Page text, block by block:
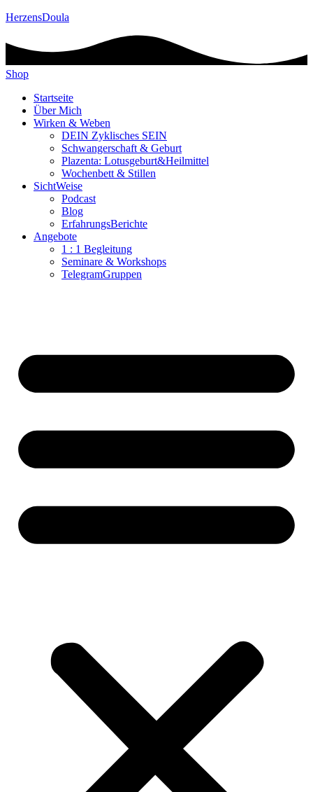
HerzensDoula
Shop
Startseite
Über Mich
Wirken & Weben
DEIN Zyklisches SEIN
Schwangerschaft & Geburt
Plazenta: Lotusgeburt&Heilmittel
Wochenbett & Stillen
SichtWeise
Podcast
Blog
ErfahrungsBerichte
Angebote
1 : 1 Begleitung
Seminare & Workshops
TelegramGruppen